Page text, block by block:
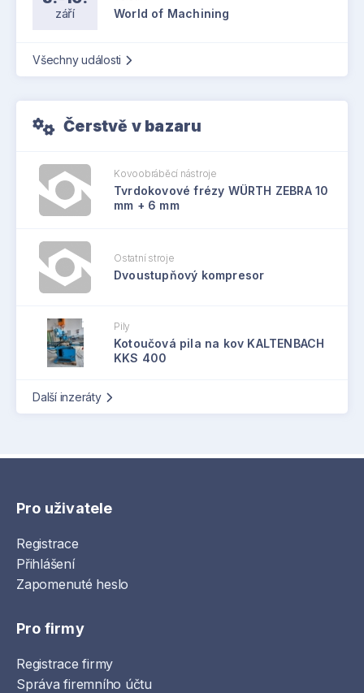
září World of Machining
Všechny události
Čerstvě v bazaru
Kovoobráběcí nástroje
Tvrdokovové frézy WÜRTH ZEBRA 10
mm + 6 mm
Ostatní stroje
Dvoustupňový kompresor
Pily
Kotoučová pila na kov KALTENBACH
KKS 400
Další inzeráty
Pro uživatele
Registrace
Přihlášení
Zapomenuté heslo
Pro firmy
Registrace firmy
Správa firemního účtu